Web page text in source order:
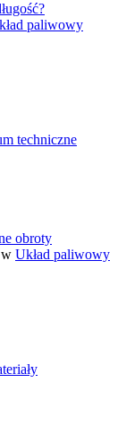
paliwowy
techniczne
obroty
Układ paliwowy